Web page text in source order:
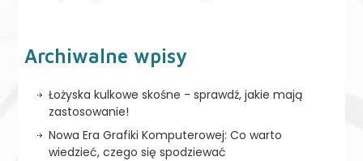
Archiwalne wpisy
Łożyska kulkowe skośne - sprawdź, jakie mają
zastosowanie!
Nowa Era Grafiki Komputerowej: Co warto
wiedzieć, czego się spodziewać